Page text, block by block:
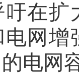
吁在
网增
电网